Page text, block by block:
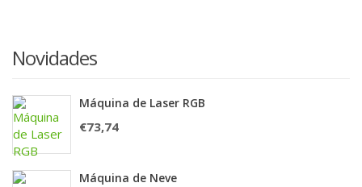
Novidades
Máquina de Laser RGB
€73,74
Máquina de Neve